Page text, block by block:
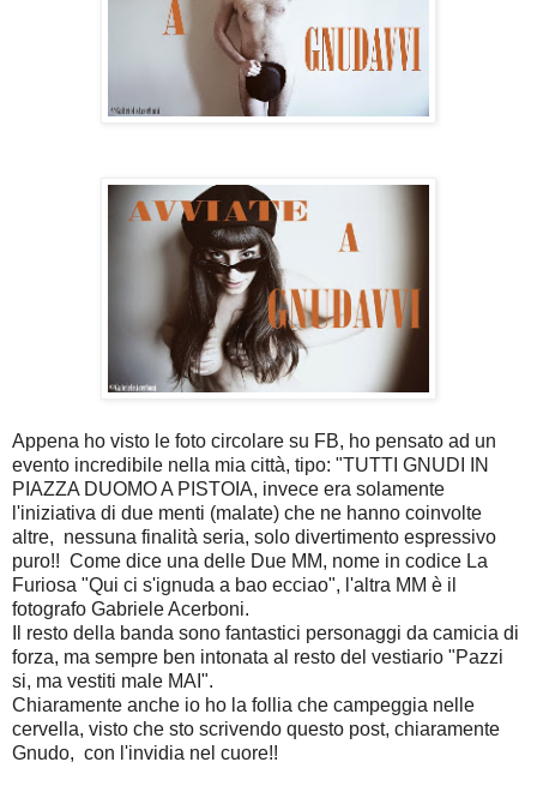
Appena ho visto le foto circolare su FB, ho pensato ad un
evento incredibile nella mia città, tipo: "TUTTI GNUDI IN
PIAZZA DUOMO A PISTOIA, invece era solamente
l'iniziativa di due menti (malate) che ne hanno coinvolte
altre, nessuna finalità seria, solo divertimento espressivo
puro!! Come dice una delle Due MM, nome in codice La
Furiosa "Qui ci s'ignuda a bao ecciao", l'altra MM è il
fotografo Gabriele Acerboni.
Il resto della banda sono fantastici personaggi da camicia di
forza, ma sempre ben intonata al resto del vestiario "Pazzi
si, ma vestiti male MAI".
Chiaramente anche io ho la follia che campeggia nelle
cervella, visto che sto scrivendo questo post, chiaramente
Gnudo, con l'invidia nel cuore!!